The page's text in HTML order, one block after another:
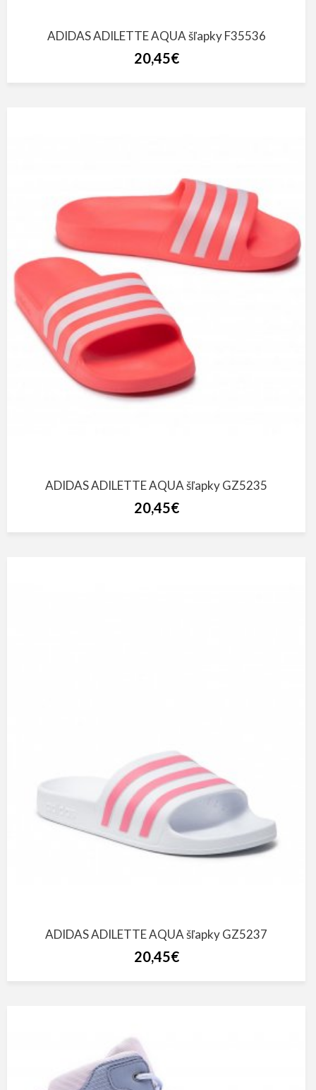
ADIDAS ADILETTE AQUA šľapky F35536
20,45€
ADIDAS ADILETTE AQUA šľapky GZ5235
20,45€
ADIDAS ADILETTE AQUA šľapky GZ5237
20,45€